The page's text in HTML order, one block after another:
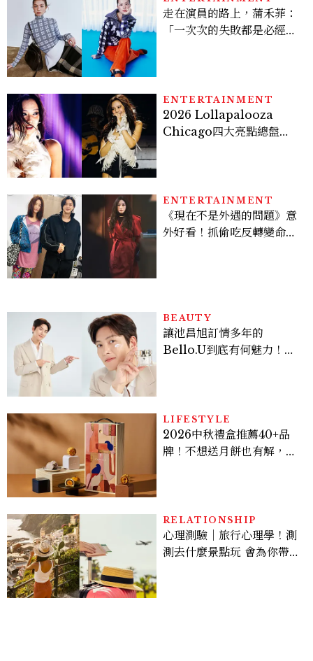
走在演員的路上，蒲禾菲：
「一次次的失敗都是必經過
ENTERTAINMENT
2026 Lollapalooza
Chicago四大亮點總盤
ENTERTAINMENT
《現在不是外遇的問題》意
外好看！抓偷吃反轉變命
BEAUTY
讓池昌旭訂情多年的
Bello.U到底有何魅力！揭
倦感，超神！
LIFESTYLE
2026中秋禮盒推薦40+品
牌！不想送月餅也有解，送
RELATIONSHIP
心理測驗｜旅行心理學！測
測去什麼景點玩 會為你帶來